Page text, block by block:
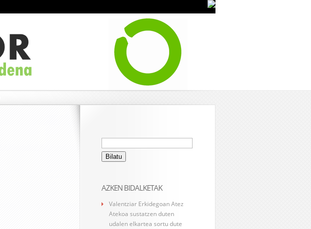
Bilatu:
AZKEN BIDALKETAK
Valentziar Erkidegoan Atez
Atekoa sustatzen duten
udalen elkartea sortu dute